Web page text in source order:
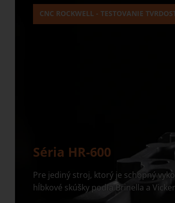
CNC ROCKWELL - TESTOVANIE
Séria HR-600
Pre jediný stroj, ktorý je schopný
hĺbkové skúšky podľa Brinella a